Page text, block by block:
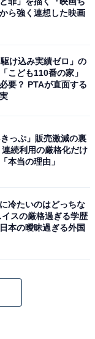
がら帰宅するエ
やりとりが思
った。悲しいん
れまでを知って
った」「めちゃ
最高のドラマだ
ったな…やりた
マと共に春を迎
メントが殺到し
視点で描いた本
寧に懸命に演じ
ら強く連想した映画
け込み実績ゼロ」の
こども110番の家」
要？ PTAが直面する
きっぷ」販売激減の裏
続利用の厳格化だけ
本当の理由」
に冷たいのはどっちな
スの厳格過ぎる学歴
本の曖昧過ぎる外国